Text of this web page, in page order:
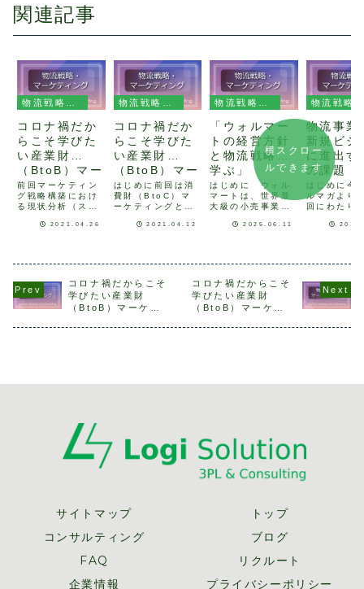
関連記事
コロナ禍だか
らこそ学びた
い産業財
（BtoB）マー
ケティング5
「事業領域の
整理」
前回マーケティン
グ戦略構築におけ
る現状分析（ステ
析のうち、最も重
かり把握すること
で、顧客や競合を
定義する際の柱が
できることもお伝
2021.04.26
コロナ禍だか
らこそ学びた
い産業財
（BtoB）マー
ケティング4
「経営理念の
重要性」
はじめに前回は消
費財（BtoC）マ
ーケティングと産
ーケティングの違
した。今回はマー
ケティング戦略構
築の第一歩である
現状分析につい
2021.04.12
「ウォルマー
トの経営方針
と物流戦略に
学ぶ」
はじめに ウォル
マートは、世界最
大級の小売事業者
略を維持しながら
る中でも、その物
流戦略と価格維持
のための取り組み
が注目されていま
2025.06.11
物流事業
新規ビジ
に進出す
の課題：
1 ポー
ォリオマ
メント
はじめに今
ルマガより
回にわたり
ネスに進出
EC物流委員
ロモーショ
ムに所属し
こともあり
横スクロー
ルできます
コロナ禍だからこそ
学びたい産業財
（BtoB）マーケテ
コロナ禍だからこそ
学びたい産業財
（BtoB）マーケテ
サイトマップ
トップ
コンサルティング
ブログ
FAQ
リクルート
企業情報
プライバシーポリシー